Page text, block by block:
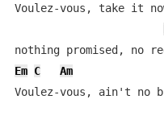
Voulez-vous, take it
Em C
Am
Voulez-vous, ain't no